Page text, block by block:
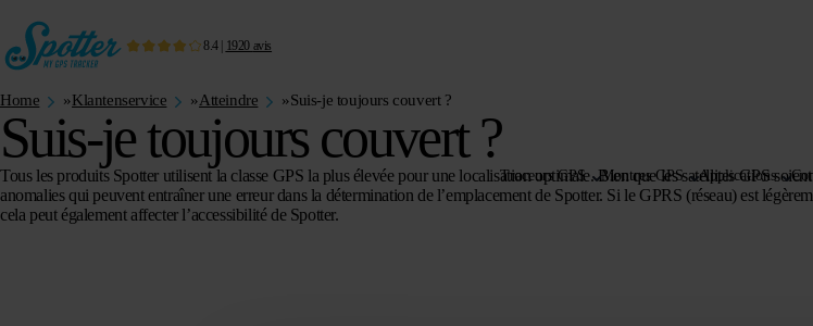
8.4| 1920 avis
Traceurs GPS Montres GPS Applications
Home »Klantenservice »Atteindre »Suis-je toujours couvert ?
Suis-je toujours couvert ?
Tous les produits Spotter utilisent la classe GPS la plus élevée pour une localisation optimale. Bien que les satellites GPS
anomalies qui peuvent entraîner une erreur dans la détermination de l’emplacement de Spotter. Si le GPRS (réseau) est
cela peut également affecter l’accessibilité de Spotter.